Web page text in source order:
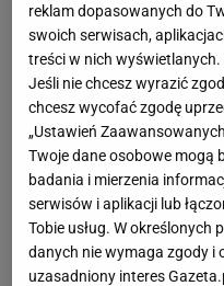
zdarza Wam się
prawdopodobnie
zatrzymaliście przez
gigantycznym sumem
jego rękę, albo
przeprawiał się przez
fantazję! Program
wolnym tłumaczeniu -
nie byłby sobą gdyby
reklam dopasowanych do
swoich serwisach,
treści w nich
Jeśli nie chcesz wyrazić
chcesz wycofać zgodę
„Ustawień
Twoje dane osobowe mogą
badania i mierzenia
serwisów i aplikacji lub
Tobie usług. W
danych nie wymaga zgody i
uzasadniony interes